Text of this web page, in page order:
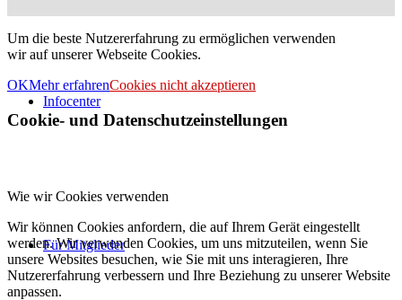
Infocenter
Für Mitglieder
Um die beste Nutzererfahrung zu ermöglichen verwenden
wir auf unserer Webseite Cookies.
OKMehr erfahrenCookies nicht akzeptieren
Cookie- und Datenschutzeinstellungen
Wie wir Cookies verwenden
Wir können Cookies anfordern, die auf Ihrem Gerät eingestellt
werden. Wir verwenden Cookies, um uns mitzuteilen, wenn Sie
unsere Websites besuchen, wie Sie mit uns interagieren, Ihre
Nutzererfahrung verbessern und Ihre Beziehung zu unserer Website
anpassen.